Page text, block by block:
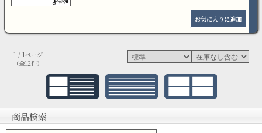
1 / 1ページ
（全12件）
商品検索